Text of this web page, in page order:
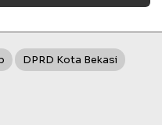
DPRD Kota Bekasi